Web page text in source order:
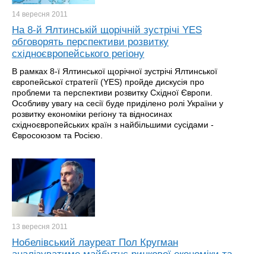
14 вересня 2011
На 8-й Ялтинській щорічній зустрічі YES
обговорять перспективи розвитку
східноєвропейського регіону
В рамках 8-ї Ялтинської щорічної зустрічі Ялтинської
європейської стратегії (YES) пройде дискусія про
проблеми та перспективи розвитку Східної Європи.
Особливу увагу на сесії буде приділено ролі України у
розвитку економіки регіону та відносинах
східноєвропейських країн з найбільшими сусідами -
Євросоюзом та Росією.
13 вересня 2011
Нобелівський лауреат Пол Кругман